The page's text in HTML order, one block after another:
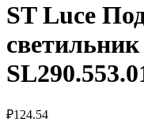
ST Luce
₽124.54